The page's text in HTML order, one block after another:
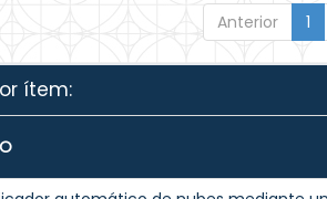
Anterior 1
ítem: